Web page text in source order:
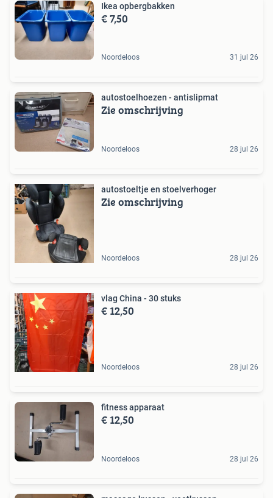
Ikea opbergbakken
€ 7,50
Noordeloos 31 jul 26
autostoelhoezen - antislipmat
Zie omschrijving
Noordeloos 28 jul 26
autostoeltje en stoelverhoger
Zie omschrijving
Noordeloos 28 jul 26
vlag China - 30 stuks
€ 12,50
Noordeloos 28 jul 26
fitness apparaat
€ 12,50
Noordeloos 28 jul 26